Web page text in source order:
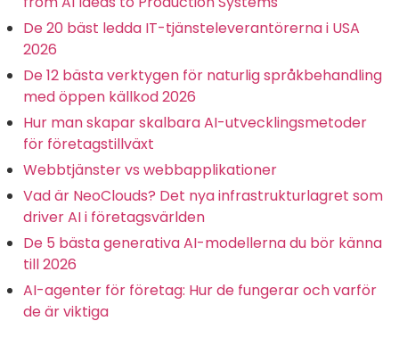
De 20 bäst ledda IT-tjänsteleverantörerna i USA
2026
De 12 bästa verktygen för naturlig språkbehandling
med öppen källkod 2026
Hur man skapar skalbara AI-utvecklingsmetoder
för företagstillväxt
Webbtjänster vs webbapplikationer
Vad är NeoClouds? Det nya infrastrukturlagret som
driver AI i företagsvärlden
De 5 bästa generativa AI-modellerna du bör känna
till 2026
AI-agenter för företag: Hur de fungerar och varför
de är viktiga